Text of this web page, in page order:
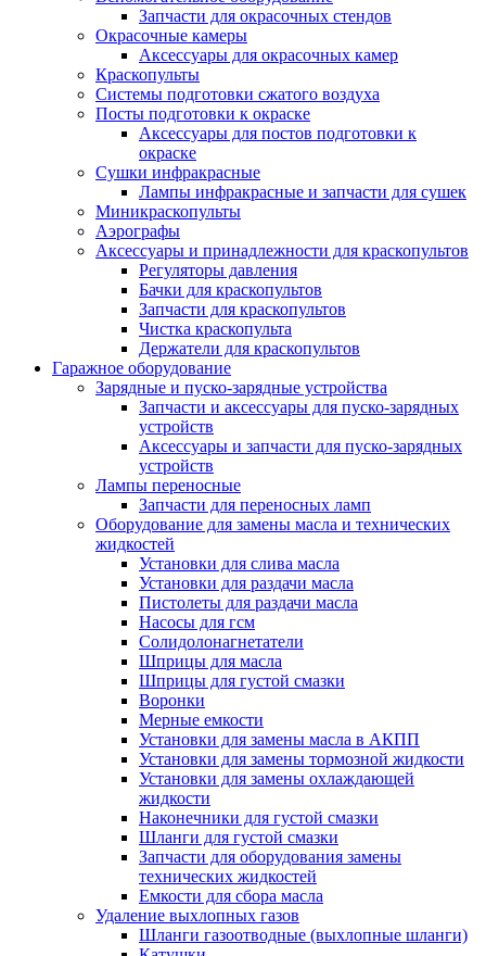
Запчасти для окрасочных стендов
Окрасочные камеры
Аксессуары для окрасочных камер
Краскопульты
Системы подготовки сжатого воздуха
Посты подготовки к окраске
Аксессуары для постов подготовки к
окраске
Сушки инфракрасные
Лампы инфракрасные и запчасти для сушек
Миникраскопульты
Аэрографы
Аксессуары и принадлежности для краскопультов
Регуляторы давления
Бачки для краскопультов
Запчасти для краскопультов
Чистка краскопульта
Держатели для краскопультов
Гаражное оборудование
Зарядные и пуско-зарядные устройства
Запчасти и аксессуары для пуско-зарядных
устройств
Аксессуары и запчасти для пуско-зарядных
устройств
Лампы переносные
Запчасти для переносных ламп
Оборудование для замены масла и технических
жидкостей
Установки для слива масла
Установки для раздачи масла
Пистолеты для раздачи масла
Насосы для гсм
Солидолонагнетатели
Шприцы для масла
Шприцы для густой смазки
Воронки
Мерные емкости
Установки для замены масла в АКПП
Установки для замены тормозной жидкости
Установки для замены охлаждающей
жидкости
Наконечники для густой смазки
Шланги для густой смазки
Запчасти для оборудования замены
технических жидкостей
Емкости для сбора масла
Удаление выхлопных газов
Шланги газоотводные (выхлопные шланги)